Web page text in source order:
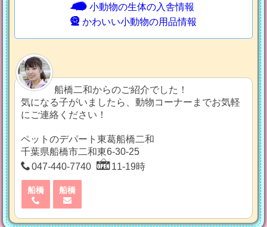
小動物の生体の入舎情報
かわいい小動物の用品情報
船橋二和からのご紹介でした！
気になる子がいましたら、動物コーナーまでお気軽
にご連絡ください！
ペットのデパート東葛船橋二和
千葉県船橋市二和東6-30-25
047-440-7740
11-19時
船橋 船橋